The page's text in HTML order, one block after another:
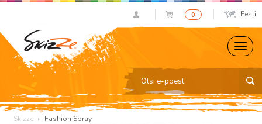
0 Eesti
Skizze Fashion Spray